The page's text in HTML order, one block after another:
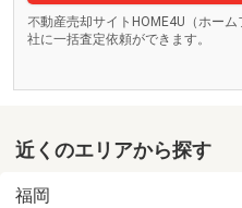
不動産売却サイトHOME4U（ホー
社に一括査定依頼ができます。
近くのエリアから探す
福岡